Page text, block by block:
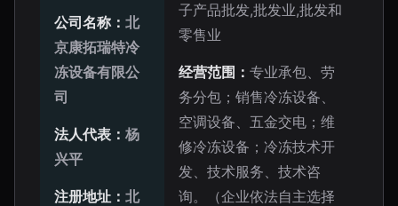
公司名称： 北
京康拓瑞特冷
冻设备有限公
司
法人代表： 杨
兴平
注册地址： 北
子产品批发,批发业,批发和
零售业
经营范围： 专业承包、劳
务分包；销售冷冻设备、
空调设备、五金交电；维
修冷冻设备；冷冻技术开
发、技术服务、技术咨
询。（企业依法自主选择